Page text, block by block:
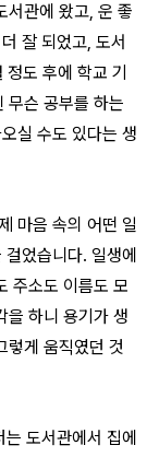
서관에 왔고, 운 좋
잘 되었고, 도서
도 후에 학교 기
무슨 공부를 하는
실 수도 있다는 생
마음 속의 어떤 일
었습니다. 일생에
주소도 이름도 모
을 하니 용기가 생
렇게 움직였던 것
도서관에서 집에